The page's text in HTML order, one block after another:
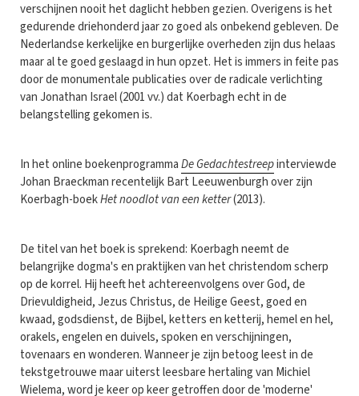
verschijnen nooit het daglicht hebben gezien. Overigens is het
gedurende driehonderd jaar zo goed als onbekend gebleven. De
Nederlandse kerkelijke en burgerlijke overheden zijn dus helaas
maar al te goed geslaagd in hun opzet. Het is immers in feite pas
door de monumentale publicaties over de radicale verlichting
van Jonathan Israel (2001 vv.) dat Koerbagh echt in de
belangstelling gekomen is.
In het online boekenprogrammaDe Gedachtestreepinterviewde
Johan Braeckman recentelijk Bart Leeuwenburgh over zijn
Koerbagh-boekHet noodlot van een ketter(2013).
De titel van het boek is sprekend: Koerbagh neemt de
belangrijke dogma's en praktijken van het christendom scherp
op de korrel. Hij heeft het achtereenvolgens over God, de
Drievuldigheid, Jezus Christus, de Heilige Geest, goed en
kwaad, godsdienst, de Bijbel, ketters en ketterij, hemel en hel,
orakels, engelen en duivels, spoken en verschijningen,
tovenaars en wonderen. Wanneer je zijn betoog leest in de
tekstgetrouwe maar uiterst leesbare hertaling van Michiel
Wielema, word je keer op keer getroffen door de 'moderne'